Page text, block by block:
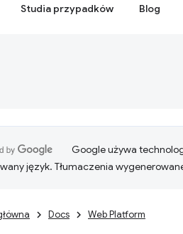
Studia przypadków Blog
Google używa
język. Tłumaczenia
Docs Web Platform